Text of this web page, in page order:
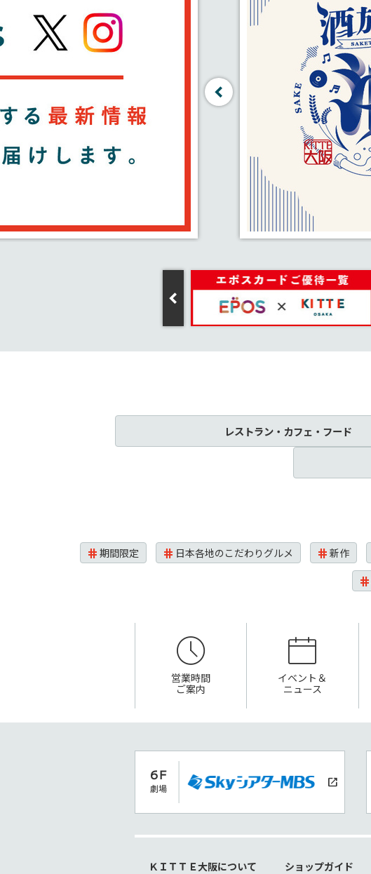
レストラン・カフェ・フード
期間限定 日本各地のこだわりグルメ 新作
営業時間
ご案内
イベント＆
ニュース
ＫＩＴＴＥ大阪について ショップガイド